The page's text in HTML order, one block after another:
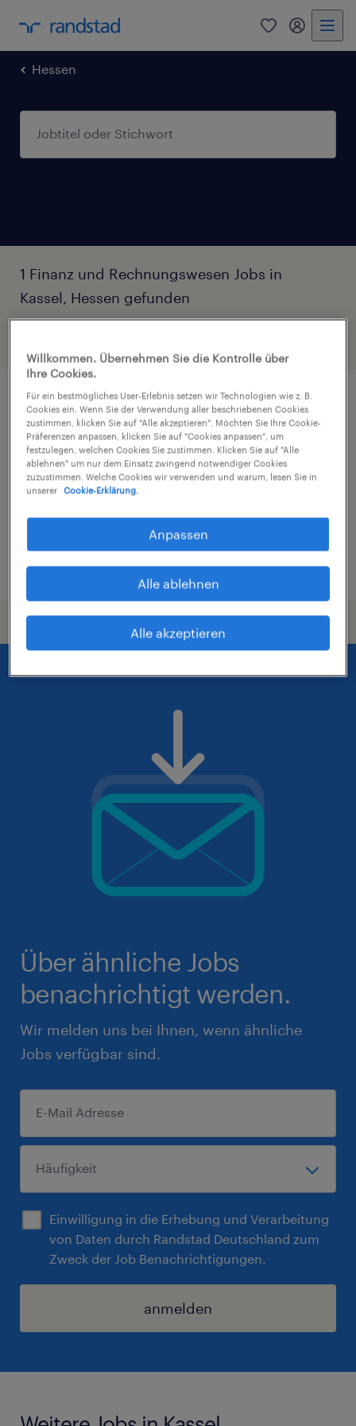
0 Mein
Hessen
1 Finanz und Rechnungswesen Jobs in
Kassel, Hessen gefunden
Business Controller (m/w/d)
Kassel, Hessen
Festanstellung
€60.000 - €75.000 pro Jahr
Finanz- und Rechnungswesen
6. August 2026
Über ähnliche Jobs
benachrichtigt werden.
Wir melden uns bei Ihnen, wenn ähnliche
Jobs verfügbar sind.
Einwilligung in die Erhebung und Verarbeitung
von Daten durch Randstad Deutschland zum
Zweck der Job Benachrichtigungen.
anmelden
Willkommen. Übernehmen Sie die Kontrolle über
Ihre Cookies.
Für ein bestmögliches User-Erlebnis setzen wir Technologien wie z. B.
Cookies ein. Wenn Sie der Verwendung aller beschriebenen Cookies
zustimmen, klicken Sie auf "Alle akzeptieren". Möchten Sie Ihre Cookie-
Präferenzen anpassen, klicken Sie auf "Cookies anpassen", um
festzulegen, welchen Cookies Sie zustimmen. Klicken Sie auf "Alle
ablehnen" um nur dem Einsatz zwingend notwendiger Cookies
zuzustimmen. Welche Cookies wir verwenden und warum, lesen Sie in
unserer
Cookie-Erklärung.
Anpassen
Alle ablehnen
Alle akzeptieren